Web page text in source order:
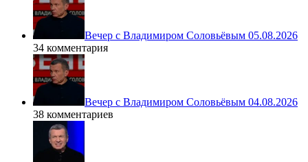
Вечер с Владимиром Соловьёвым 05.08.2026
34 комментария
Вечер с Владимиром Соловьёвым 04.08.2026
38 комментариев